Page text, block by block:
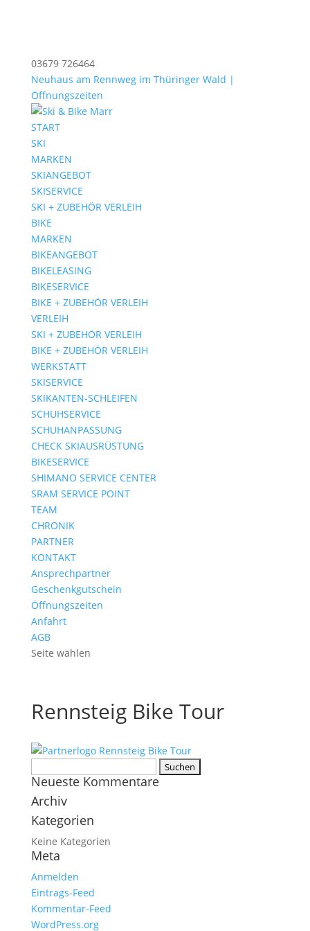
03679 726464
Neuhaus am Rennweg im Thüringer Wald |
Öffnungszeiten
START
SKI
MARKEN
SKIANGEBOT
SKISERVICE
SKI + ZUBEHÖR VERLEIH
BIKE
MARKEN
BIKEANGEBOT
BIKELEASING
BIKESERVICE
BIKE + ZUBEHÖR VERLEIH
VERLEIH
SKI + ZUBEHÖR VERLEIH
BIKE + ZUBEHÖR VERLEIH
WERKSTATT
SKISERVICE
SKIKANTEN-SCHLEIFEN
SCHUHSERVICE
SCHUHANPASSUNG
CHECK SKIAUSRÜSTUNG
BIKESERVICE
SHIMANO SERVICE CENTER
SRAM SERVICE POINT
TEAM
CHRONIK
PARTNER
KONTAKT
Ansprechpartner
Geschenkgutschein
Öffnungszeiten
Anfahrt
AGB
Seite wählen
Rennsteig Bike Tour
nach:
Neueste Kommentare
Archiv
Kategorien
Keine Kategorien
Meta
Anmelden
Eintrags-Feed
Kommentar-Feed
WordPress.org